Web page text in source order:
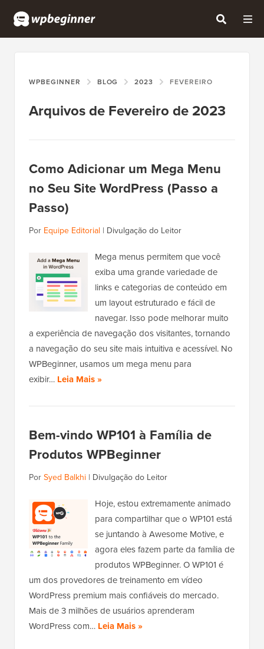
WPBEGINNER BLOG 2023 FEVEREIRO
Arquivos de Fevereiro de 2023
Como Adicionar um Mega Menu
no Seu Site WordPress (Passo a
Passo)
Por Equipe Editorial | Divulgação do Leitor
Mega menus permitem que você
exiba uma grande variedade de
links e categorias de conteúdo em
um layout estruturado e fácil de
navegar. Isso pode melhorar muito
a experiência de navegação dos visitantes, tornando
a navegação do seu site mais intuitiva e acessível. No
WPBeginner, usamos um mega menu para
exibir… Leia Mais »
Bem-vindo WP101 à Família de
Produtos WPBeginner
PorSyed Balkhi | Divulgação do Leitor
Hoje, estou extremamente animado
para compartilhar que o WP101 está
se juntando à Awesome Motive, e
agora eles fazem parte da família de
produtos WPBeginner. O WP101 é
um dos provedores de treinamento em vídeo
WordPress premium mais confiáveis do mercado.
Mais de 3 milhões de usuários aprenderam
WordPress com… Leia Mais »